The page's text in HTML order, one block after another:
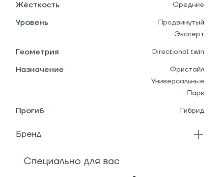
Жёсткость Средние
Уровень
Продвинутый
Эксперт
Геометрия Directional twin
Назначение
Фристайл
Универсальные
Парк
Прогиб Гибрид
Бренд
Специально для вас